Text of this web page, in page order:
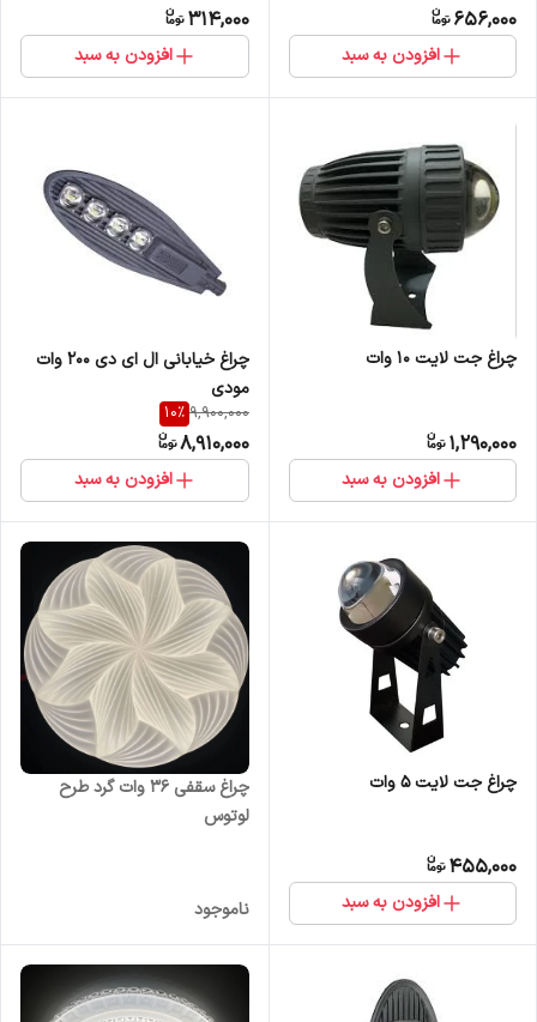
656,000
افزودن به سبد
314,000
افزودن به سبد
چراغ جت لایت 10 وات
1,290,000
افزودن به سبد
چراغ خیابانی ال ای دی 200 وات
مودی
9,900,000
10%
8,910,000
افزودن به سبد
چراغ جت لایت 5 وات
455,000
افزودن به سبد
چراغ سقفی 36 وات گرد طرح
لوتوس
ناموجود